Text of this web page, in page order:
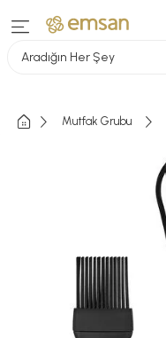
Aradığın Her Şey
Mutfak Grubu